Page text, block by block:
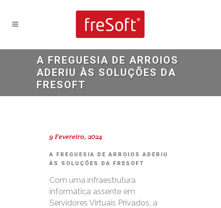
A FREGUESIA DE ARROIOS
ADERIU ÀS SOLUÇÕES DA
FRESOFT
9 Fevereiro, 2024
A FREGUESIA DE ARROIOS ADERIU
ÀS SOLUÇÕES DA FRESOFT
Com uma infraestrutura
informática assente em
Servidores Virtuais Privados, a